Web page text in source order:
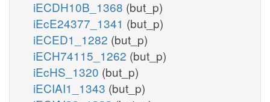
iECDH10B_1368 (but_p)
iEcE24377_1341 (but_p)
iECED1_1282 (but_p)
iECH74115_1262 (but_p)
iEcHS_1320 (but_p)
iECIAI1_1343 (but_p)